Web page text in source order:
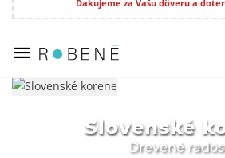
Ďakujeme za Vašu dôveru a
Slovenské
Drevené